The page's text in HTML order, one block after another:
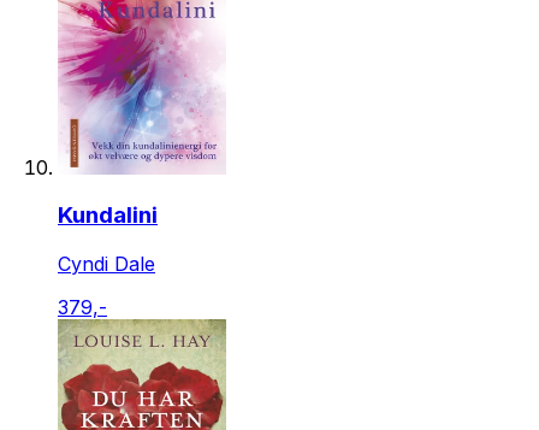
Kundalini
Cyndi Dale
379,-